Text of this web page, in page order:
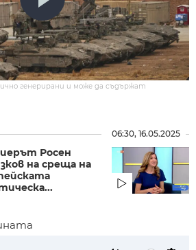
генерирани и може да съдържат
Росен
на среща на
06:30, 16.05.2025